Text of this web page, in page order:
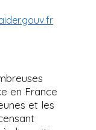
en France
et les